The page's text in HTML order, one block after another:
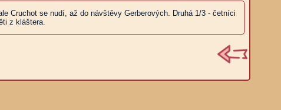
Cruchot se nudí, až do návštěvy Gerberových. Druhá 1/3 - četníci
z kláštera.